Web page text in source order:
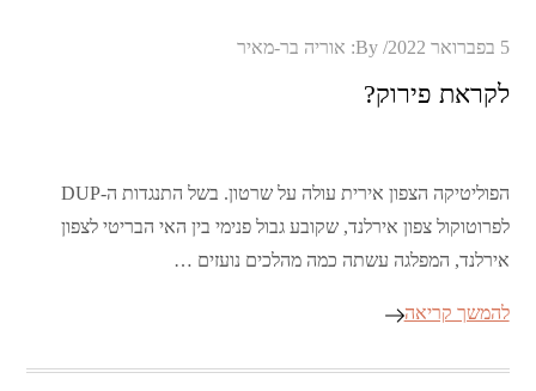
Posted
on
5 בפברואר 2022 By: אוריה בר-מאיר
לקראת פירוק?
הפוליטיקה הצפון אירית עולה על שרטון. בשל התנגדות ה-DUP
לפרוטוקול צפון אירלנד, שקובע גבול פנימי בין האי הבריטי לצפון
אירלנד, המפלגה עשתה כמה מהלכים נועזים …
להמשך קריאה